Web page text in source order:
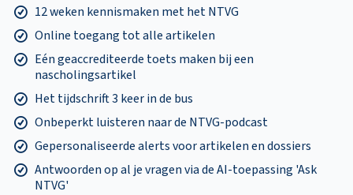
12 weken kennismaken met het NTVG
Online toegang tot alle artikelen
Eén geaccrediteerde toets maken bij een
nascholingsartikel
Het tijdschrift 3 keer in de bus
Onbeperkt luisteren naar de NTVG-podcast
Gepersonaliseerde alerts voor artikelen en dossiers
Antwoorden op al je vragen via de AI-toepassing 'Ask
NTVG'